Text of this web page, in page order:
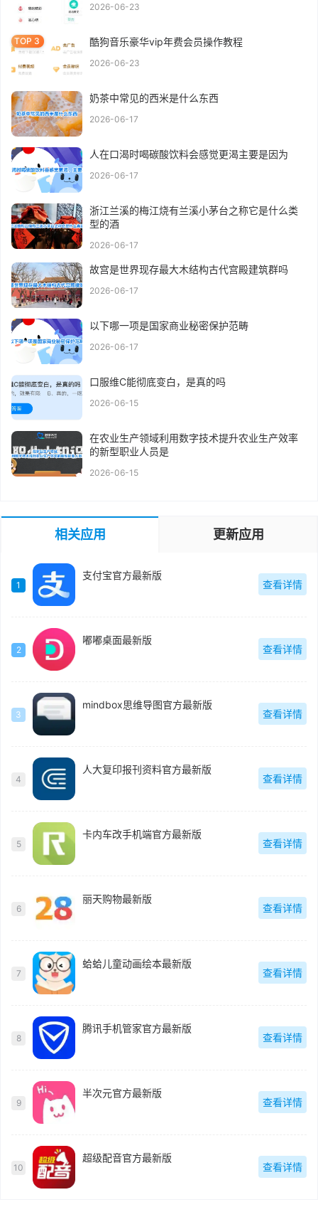
2026-06-23
酷狗音乐豪华vip年费会员操作教程
2026-06-23
奶茶中常见的西米是什么东西
2026-06-17
人在口渴时喝碳酸饮料会感觉更渴主要是因为
2026-06-17
浙江兰溪的梅江烧有兰溪小茅台之称它是什么类
型的酒
2026-06-17
故宫是世界现存最大木结构古代宫殿建筑群吗
2026-06-17
以下哪一项是国家商业秘密保护范畴
2026-06-17
口服维C能彻底变白，是真的吗
2026-06-15
在农业生产领域利用数字技术提升农业生产效率
的新型职业人员是
2026-06-15
相关应用 更新应用
1
支付宝官方最新版
查看详情
2
嘟嘟桌面最新版
查看详情
3
mindbox思维导图官方最新版
查看详情
4
人大复印报刊资料官方最新版
查看详情
5
卡内车改手机端官方最新版
查看详情
6
丽天购物最新版
查看详情
7
蛤蛤儿童动画绘本最新版
查看详情
8
腾讯手机管家官方最新版
查看详情
9
半次元官方最新版
查看详情
10
超级配音官方最新版
查看详情